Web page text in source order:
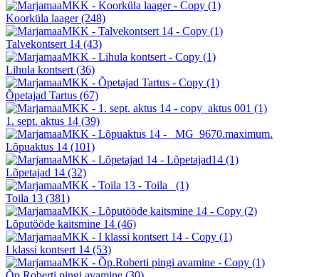
Koorküla laager(248)
Talvekontsert 14 (43)
Lihula kontsert (36)
Õpetajad Tartus (67)
1. sept. aktus 14 (39)
Lõpuaktus 14 (101)
Lõpetajad 14 (32)
Toila 13 (381)
Lõputööde kaitsmine 14 (46)
I klassi kontsert 14 (53)